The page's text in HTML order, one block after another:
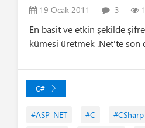
19 Ocak 2011 3
En basit ve etkin şekilde
kümesi üretmek .Net'te son
C#
#ASP-NET #C #CSharp